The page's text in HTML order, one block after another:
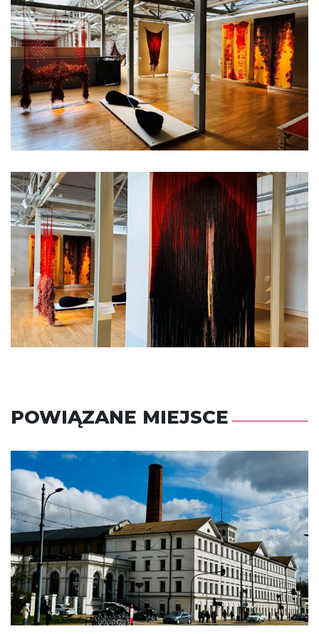
POWIĄZANE MIEJSCE